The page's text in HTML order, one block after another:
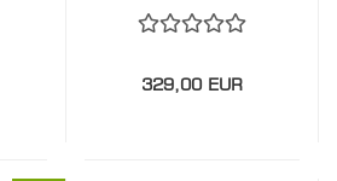
329,00 EUR